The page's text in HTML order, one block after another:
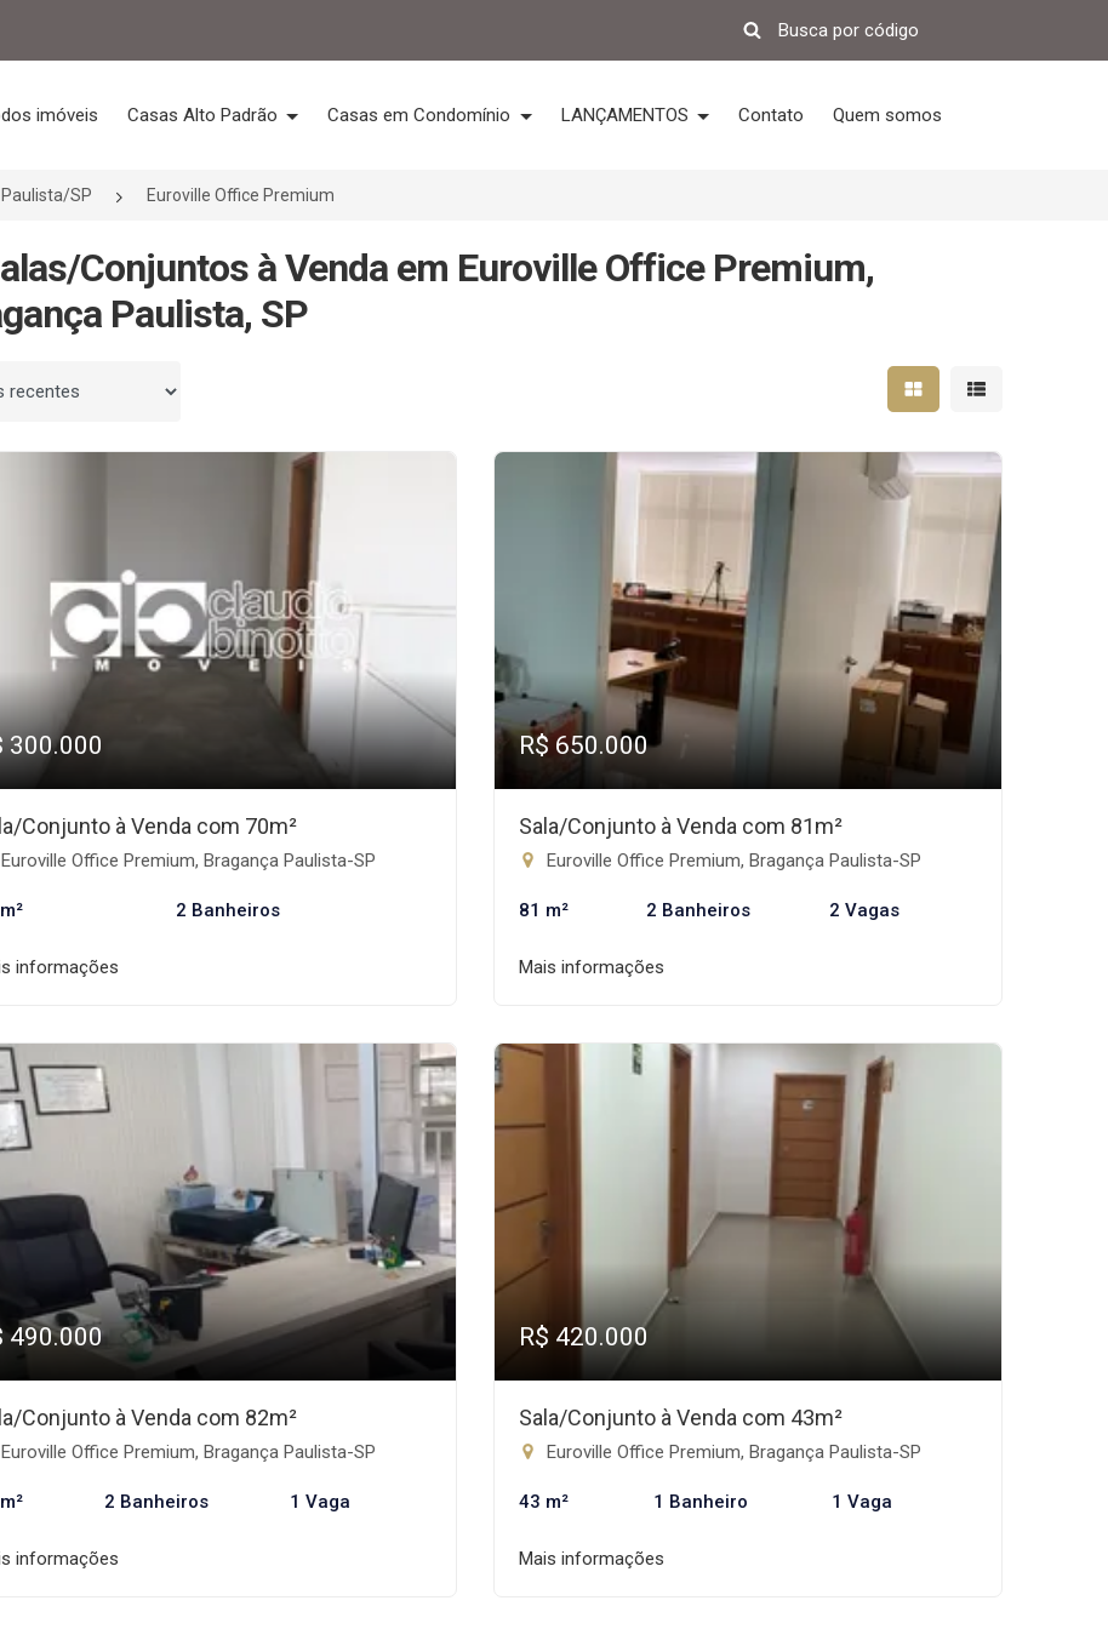
imóveis Casas Alto Padrão Casas em Condomínio LANÇAMENTOS Contato Quem somos
SP Euroville Office Premium
Conjuntos à Venda em Euroville Office Premium,
Paulista, SP
por Mostrar resultados em
Mostrar
300.000
Conjunto à Venda com 70m²
Euroville Office Premium, Bragança Paulista-SP
2 Banheiros
informações
R$ 650.000
Sala/Conjunto à Venda com 81m²
Euroville Office Premium, Bragança Paulista-SP
81 m² 2 Banheiros 2 Vagas
Mais informações
490.000
Conjunto à Venda com 82m²
Euroville Office Premium, Bragança Paulista-SP
2 Banheiros 1 Vaga
informações
R$ 420.000
Sala/Conjunto à Venda com 43m²
Euroville Office Premium, Bragança Paulista-SP
43 m² 1 Banheiro 1 Vaga
Mais informações